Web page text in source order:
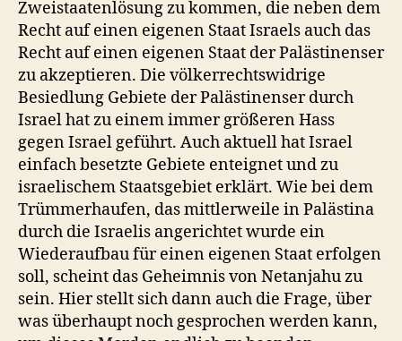
Zweistaatenlösung zu kommen, die neben dem
Recht auf einen eigenen Staat Israels auch das
Recht auf einen eigenen Staat der Palästinenser
zu akzeptieren. Die völkerrechtswidrige
Besiedlung Gebiete der Palästinenser durch
Israel hat zu einem immer größeren Hass
gegen Israel geführt. Auch aktuell hat Israel
einfach besetzte Gebiete enteignet und zu
israelischem Staatsgebiet erklärt. Wie bei dem
Trümmerhaufen, das mittlerweile in Palästina
durch die Israelis angerichtet wurde ein
Wiederaufbau für einen eigenen Staat erfolgen
soll, scheint das Geheimnis von Netanjahu zu
sein. Hier stellt sich dann auch die Frage, über
was überhaupt noch gesprochen werden kann,